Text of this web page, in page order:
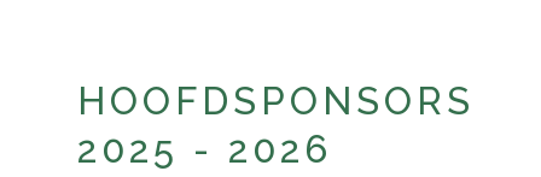
HOOFDSPONSORS
2025 - 2026